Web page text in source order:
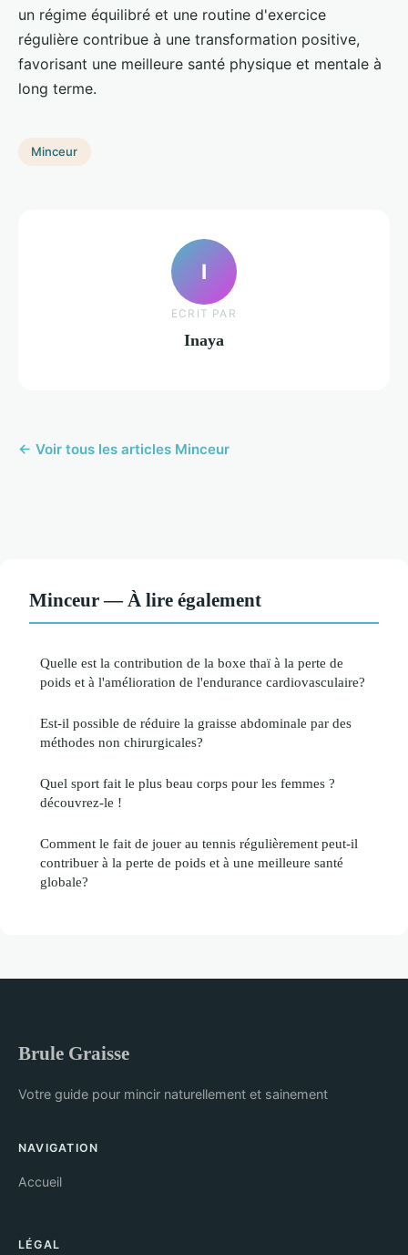
un régime équilibré et une routine d'exercice
régulière contribue à une transformation positive,
favorisant une meilleure santé physique et mentale à
long terme.
Minceur
I
ECRIT PAR
Inaya
← Voir tous les articles Minceur
Minceur — À lire également
Quelle est la contribution de la boxe thaï à la perte de
poids et à l'amélioration de l'endurance cardiovasculaire?
Est-il possible de réduire la graisse abdominale par des
méthodes non chirurgicales?
Quel sport fait le plus beau corps pour les femmes ?
découvrez-le !
Comment le fait de jouer au tennis régulièrement peut-il
contribuer à la perte de poids et à une meilleure santé
globale?
Brule Graisse
Votre guide pour mincir naturellement et sainement
NAVIGATION
Accueil
LÉGAL